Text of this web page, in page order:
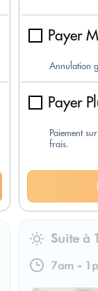
Payer
Annulation
Payer
Paiement
frais.
Suite à
7am -